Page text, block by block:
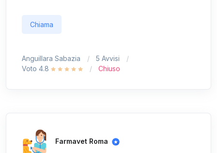
Chiama
Anguillara Sabazia
5 Avvisi
Voto 4.8
Chiuso
Farmavet Roma